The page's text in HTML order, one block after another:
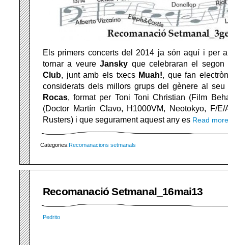
Els primers concerts del 2014 ja són aquí i per
tornar a veureJansky que celebraran el
Club, junt amb els txecs Muah!, que fan
considerats dels millors grups del gènere al
Rocas, format per Toni Toni Christian (Film
(Doctor Martín Clavo, H1000VM, Neotokyo, F/
Rusters) i que segurament aquest any es Read
Categories:Recomanacions setmanals
Recomanació Setmanal_16mai13
Pedrito